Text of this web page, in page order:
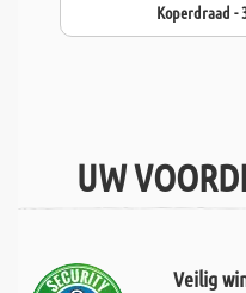
Koperdraad -
UW
Veilig